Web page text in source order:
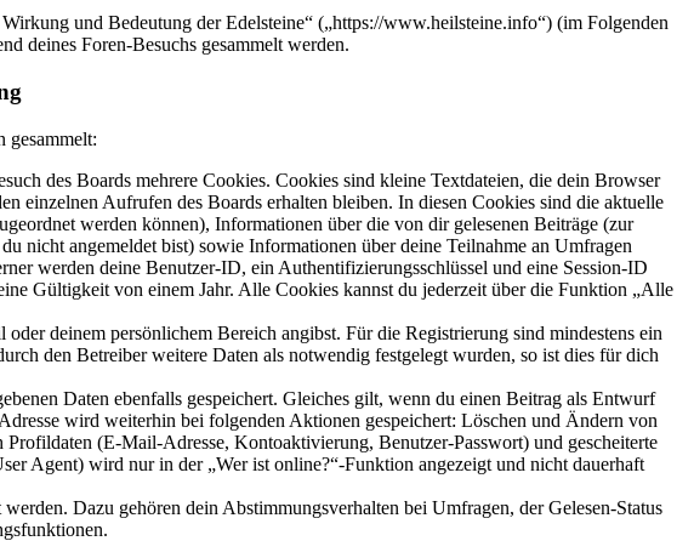
und Bedeutung der Edelsteine“ („https://www.heilsteine.info“) (im Folgenden
deines Foren-Besuchs gesammelt werden.
gesammelt:
des Boards mehrere Cookies. Cookies sind kleine Textdateien, die dein Browser
einzelnen Aufrufen des Boards erhalten bleiben. In diesen Cookies sind die aktuelle
werden können), Informationen über die von dir gelesenen Beiträge (zur
nicht angemeldet bist) sowie Informationen über deine Teilnahme an Umfragen
werden deine Benutzer-ID, ein Authentifizierungsschlüssel und eine Session-ID
Gültigkeit von einem Jahr. Alle Cookies kannst du jederzeit über die Funktion „Alle
deinem persönlichem Bereich angibst. Für die Registrierung sind mindestens ein
den Betreiber weitere Daten als notwendig festgelegt wurden, so ist dies für dich
Daten ebenfalls gespeichert. Gleiches gilt, wenn du einen Beitrag als Entwurf
wird weiterhin bei folgenden Aktionen gespeichert: Löschen und Ändern von
(E-Mail-Adresse, Kontoaktivierung, Benutzer-Passwort) und gescheiterte
Agent) wird nur in der „Wer ist online?“-Funktion angezeigt und nicht dauerhaft
Dazu gehören dein Abstimmungsverhalten bei Umfragen, der Gelesen-Status